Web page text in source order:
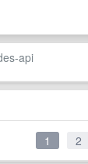
api
1 2